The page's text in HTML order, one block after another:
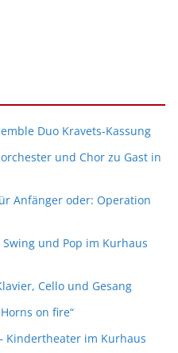
Duo Kravets-Kassung
und Chor zu Gast in
Anfänger oder: Operation
Swing und Pop im Kurhaus
Cello und Gesang
on fire“
Kindertheater im Kurhaus